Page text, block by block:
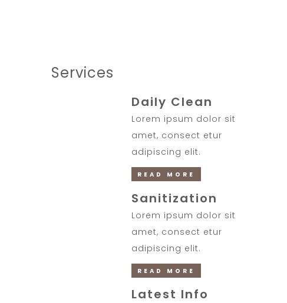
Services
Daily Clean
Lorem ipsum dolor sit
amet, consect etur
adipiscing elit.
READ MORE
Sanitization
Lorem ipsum dolor sit
amet, consect etur
adipiscing elit.
READ MORE
Latest Info